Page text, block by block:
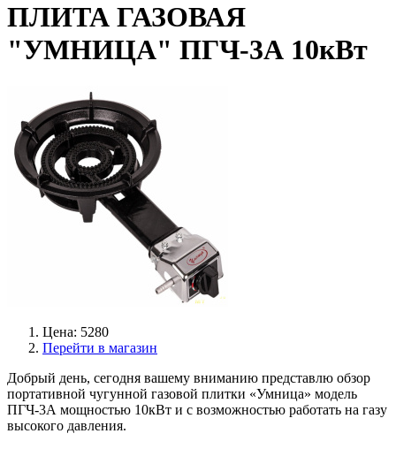
ПЛИТА ГАЗОВАЯ
"УМНИЦА" ПГЧ-3А 10кВт
Цена: 5280
Перейти в магазин
Добрый день, сегодня вашему вниманию представлю обзор
портативной чугунной газовой плитки «Умница» модель
ПГЧ-3А мощностью 10кВт и с возможностью работать на газу
высокого давления.